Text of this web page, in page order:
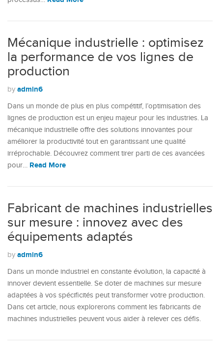
Mécanique industrielle : optimisez
la performance de vos lignes de
production
by admin6
Dans un monde de plus en plus compétitif, l’optimisation des
lignes de production est un enjeu majeur pour les industries. La
mécanique industrielle offre des solutions innovantes pour
améliorer la productivité tout en garantissant une qualité
irréprochable. Découvrez comment tirer parti de ces avancées
pour… Read More
Fabricant de machines industrielles
sur mesure : innovez avec des
équipements adaptés
by admin6
Dans un monde industriel en constante évolution, la capacité à
innover devient essentielle. Se doter de machines sur mesure
adaptées à vos spécificités peut transformer votre production.
Dans cet article, nous explorerons comment les fabricants de
machines industrielles peuvent vous aider à relever ces défis.